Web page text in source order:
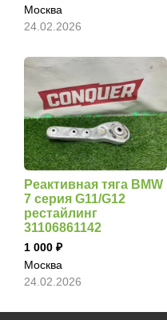
Москва
24.02.2026
Реактивная тяга BMW
7 серия G11/G12
рестайлинг
31106861142
1 000
Москва
24.02.2026